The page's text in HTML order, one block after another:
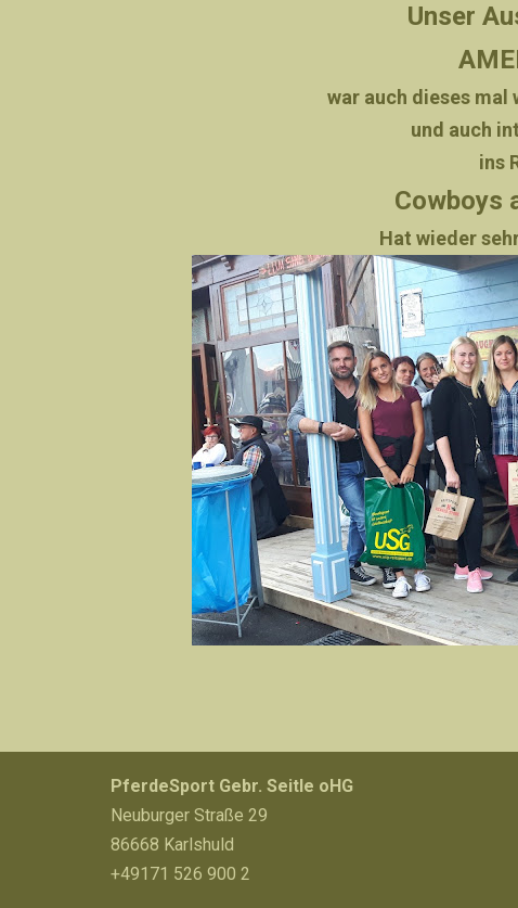
Unser
war auch dieses
und auch
ins
Cowboys
Hat wieder
PferdeSport Gebr. Seitle oHG
Neuburger Straße 29
86668 Karlshuld
+49171 526 900 2